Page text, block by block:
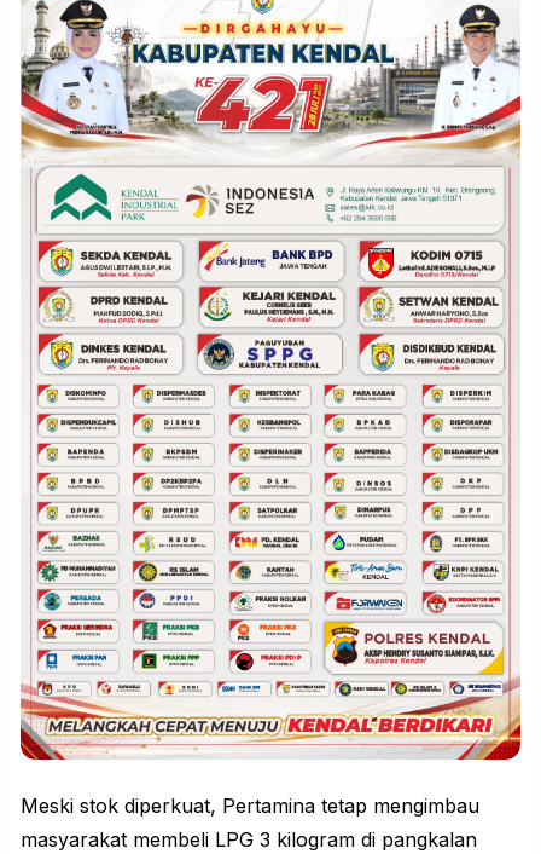
Meski stok diperkuat, Pertamina tetap mengimbau
masyarakat membeli LPG 3 kilogram di pangkalan